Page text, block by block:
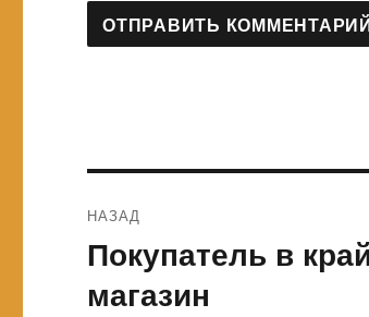
по
записям
НАЗАД
Предыдущая
запись:
Покупатель в
магазин